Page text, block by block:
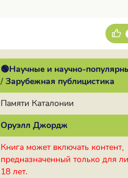
🟢Научные и научно-
/ Зарубежная публицистика
Памяти Каталонии
Оруэлл Джордж
Книга может включать контент,
предназначенный только для
18 лет.